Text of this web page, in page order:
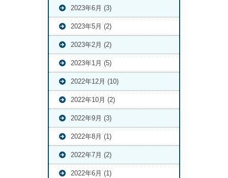
2023年6月 (3)
2023年5月 (2)
2023年2月 (2)
2023年1月 (5)
2022年12月 (10)
2022年10月 (2)
2022年9月 (3)
2022年8月 (1)
2022年7月 (2)
2022年6月 (1)